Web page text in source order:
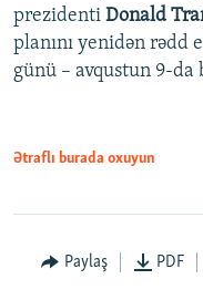
prezidenti Donald
planını yenidən rədd
günü – avqustun 9-
Ətraflı burada oxuyun
Paylaş PDF